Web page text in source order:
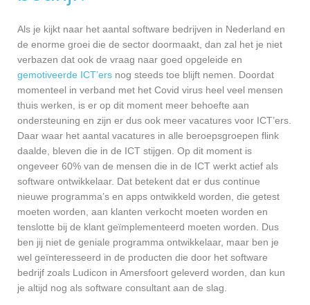
Als je kijkt naar het aantal software bedrijven in Nederland en
de enorme groei die de sector doormaakt, dan zal het je niet
verbazen dat ook de vraag naar goed opgeleide en
gemotiveerde ICT’ers nog steeds toe blijft nemen. Doordat
momenteel in verband met het Covid virus heel veel mensen
thuis werken, is er op dit moment meer behoefte aan
ondersteuning en zijn er dus ook meer vacatures voor ICT’ers.
Daar waar het aantal vacatures in alle beroepsgroepen flink
daalde, bleven die in de ICT stijgen. Op dit moment is
ongeveer 60% van de mensen die in de ICT werkt actief als
software ontwikkelaar. Dat betekent dat er dus continue
nieuwe programma’s en apps ontwikkeld worden, die getest
moeten worden, aan klanten verkocht moeten worden en
tenslotte bij de klant geïmplementeerd moeten worden. Dus
ben jij niet de geniale programma ontwikkelaar, maar ben je
wel geïnteresseerd in de producten die door het software
bedrijf zoals Ludicon in Amersfoort geleverd worden, dan kun
je altijd nog als software consultant aan de slag.